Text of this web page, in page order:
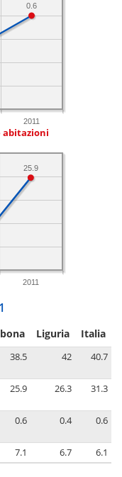
2011
0.6
abitazioni
2011
25.9
Liguria Italia
38.5 42 40.7
25.9 26.3 31.3
0.6 0.4 0.6
7.1 6.7 6.1